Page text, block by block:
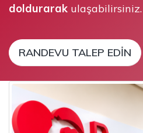
doldurarak ulaşabilirsiniz.
RANDEVU TALEP EDIN